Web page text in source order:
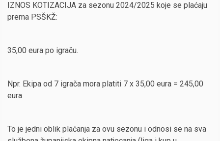
IZNOS KOTIZACIJA za sezonu 2024/2025 koje se plaćaju
prema PSŠKŽ:
35,00 eura po igraču.
Npr. Ekipa od 7 igrača mora platiti 7 x 35,00 eura = 245,00
eura
To je jedni oblik plaćanja za ovu sezonu i odnosi se na sva